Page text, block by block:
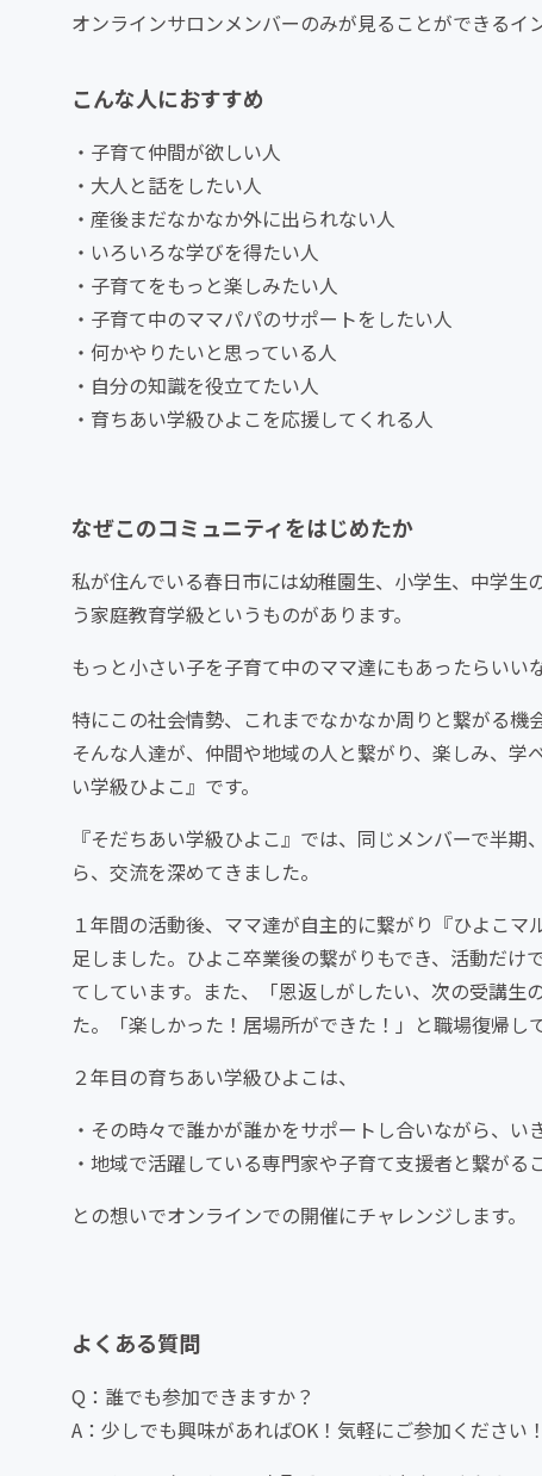
オンラインサロンメンバーのみが見ることができるイ
こんな人におすすめ
・子育て仲間が欲しい人
・大人と話をしたい人
・産後まだなかなか外に出られない人
・いろいろな学びを得たい人
・子育てをもっと楽しみたい人
・子育て中のママパパのサポートをしたい人
・何かやりたいと思っている人
・自分の知識を役立てたい人
・育ちあい学級ひよこを応援してくれる人
なぜこのコミュニティをはじめたか
私が住んでいる春日市には幼稚園生、小学生、中学
う家庭教育学級というものがあります。
もっと小さい子を子育て中のママ達にもあったらいい
特にこの社会情勢、これまでなかなか周りと繋がる機
そんな人達が、仲間や地域の人と繋がり、楽しみ、
い学級ひよこ』です。
『そだちあい学級ひよこ』では、同じメンバーで半
ら、交流を深めてきました。
１年間の活動後、ママ達が自主的に繋がり『ひよこ
足しました。ひよこ卒業後の繋がりもでき、活動だ
てしています。また、「恩返しがしたい、次の受講
た。「楽しかった！居場所ができた！」と職場復帰し
２年目の育ちあい学級ひよこは、
・その時々で誰かが誰かをサポートし合いながら、
・地域で活躍している専門家や子育て支援者と繋が
との想いでオンラインでの開催にチャレンジします。
よくある質問
Q：誰でも参加できますか？
A：少しでも興味があればOK！気軽にご参加ください！